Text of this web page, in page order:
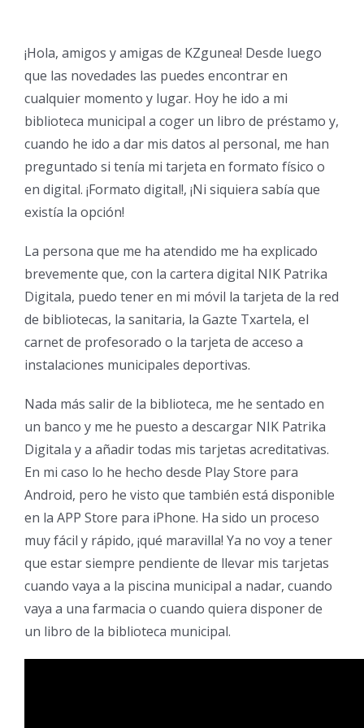
¡Hola, amigos y amigas de KZgunea! Desde luego
que las novedades las puedes encontrar en
cualquier momento y lugar. Hoy he ido a mi
biblioteca municipal a coger un libro de préstamo y,
cuando he ido a dar mis datos al personal, me han
preguntado si tenía mi tarjeta en formato físico o
en digital. ¡Formato digital!, ¡Ni siquiera sabía que
existía la opción!
La persona que me ha atendido me ha explicado
brevemente que, con la cartera digital NIK Patrika
Digitala, puedo tener en mi móvil la tarjeta de la red
de bibliotecas, la sanitaria, la Gazte Txartela, el
carnet de profesorado o la tarjeta de acceso a
instalaciones municipales deportivas.
Nada más salir de la biblioteca, me he sentado en
un banco y me he puesto a descargar NIK Patrika
Digitala y a añadir todas mis tarjetas acreditativas.
En mi caso lo he hecho desde Play Store para
Android, pero he visto que también está disponible
en la APP Store para iPhone. Ha sido un proceso
muy fácil y rápido, ¡qué maravilla! Ya no voy a tener
que estar siempre pendiente de llevar mis tarjetas
cuando vaya a la piscina municipal a nadar, cuando
vaya a una farmacia o cuando quiera disponer de
un libro de la biblioteca municipal.